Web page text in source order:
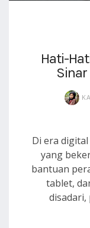
Hati-
Di era
yang
bantuan
tablet,